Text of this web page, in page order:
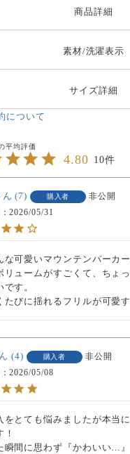
商品詳細
素材/洗濯表示
サイズ詳細
について
4.80 10
7 購入者
非公開
2026/05/31
な可愛いマウンテンパーカ
リュームがすごくて、ちょ
です。
たびに揺れるフリルが可愛
4 購入者
非公開
2026/05/08
をとても悩みましたが本当
！
瞬間に思わず『かわいい…